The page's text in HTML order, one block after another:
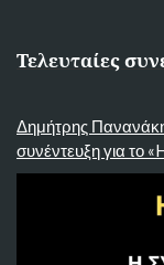
Τελευταίες
Δημήτρης
συνέντευξη για το